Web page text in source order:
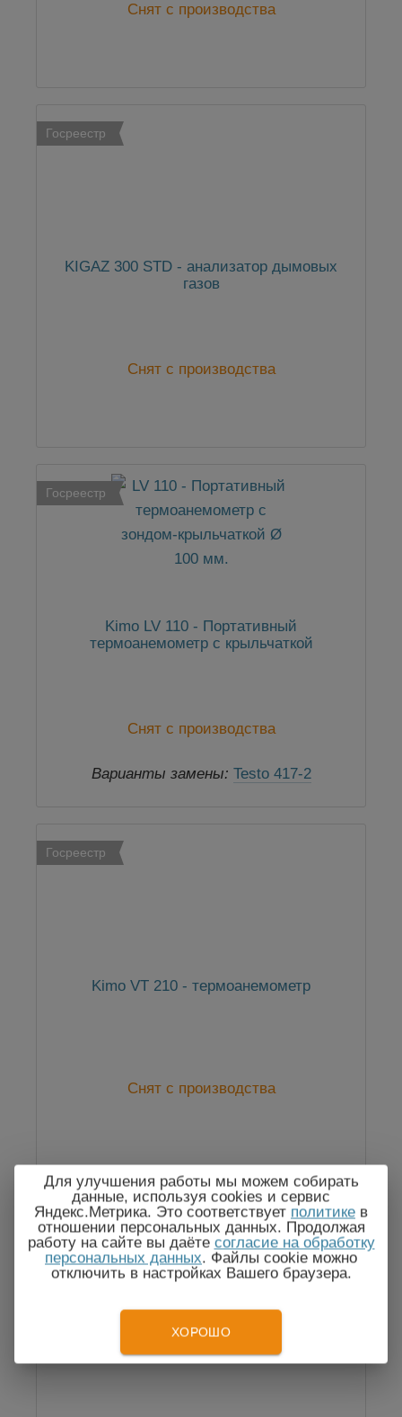
Снят с производства
Госреестр
KIGAZ 300 STD - анализатор дымовых
газов
Снят с производства
Госреестр
Kimo LV 110 - Портативный
термоанемометр с крыльчаткой
Снят с производства
Варианты замены: Testo 417-2
Госреестр
Kimo VT 210 - термоанемометр
Снят с производства
Для улучшения работы мы можем собирать
данные, используя cookies и сервис
Яндекс.Метрика. Это соответствует политике в
отношении персональных данных. Продолжая
работу на сайте вы даёте согласие на обработку
персональных данных. Файлы cookie можно
отключить в настройках Вашего браузера.
ХОРОШО